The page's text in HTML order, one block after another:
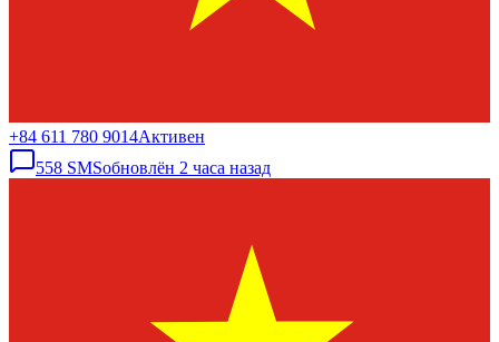
+84 611 780 9014Активен
558 SMSобновлён 2 часа назад